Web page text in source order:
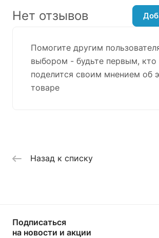
Помогите другим
выбором - будьте первым, кто
поделится своим мнением об
товаре
Нет отзывов
Назад к списку
Подписаться
на новости и акции